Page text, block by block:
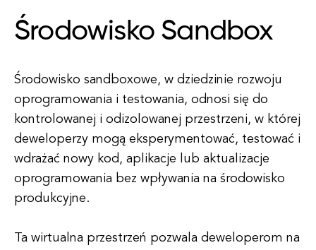
Środowisko Sandbox
Środowisko sandboxowe, w dziedzinie rozwoju
oprogramowania i testowania, odnosi się do
kontrolowanej i odizolowanej przestrzeni, w której
deweloperzy mogą eksperymentować, testować i
wdrażać nowy kod, aplikacje lub aktualizacje
oprogramowania bez wpływania na środowisko
produkcyjne.
Ta wirtualna przestrzeń pozwala deweloperom na